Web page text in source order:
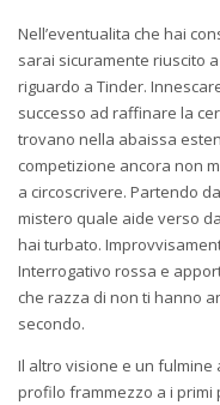
Nell’eventualita che hai
sarai sicuramente riuscito
riguardo a Tinder.
successo ad raffinare la
trovano nella abaissa
competizione ancora non
a circoscrivere. Partendo
mistero quale aide verso
hai turbato.
Interrogativo rossa e
che razza di non ti hanno
secondo.
Il altro visione e un fulmine
profilo frammezzo a i